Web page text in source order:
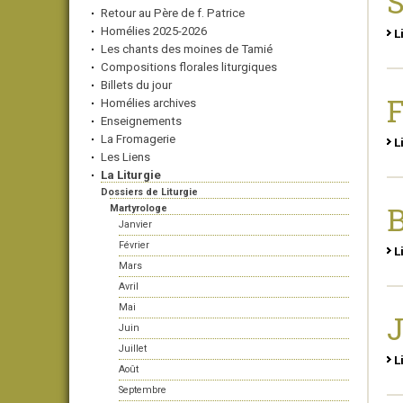
Retour au Père de f. Patrice
Homélies 2025-2026
Les chants des moines de Tamié
Compositions florales liturgiques
Billets du jour
Homélies archives
Enseignements
La Fromagerie
Les Liens
La Liturgie
Dossiers de Liturgie
Martyrologe
Janvier
Février
Mars
Avril
Mai
Juin
Juillet
Août
Septembre